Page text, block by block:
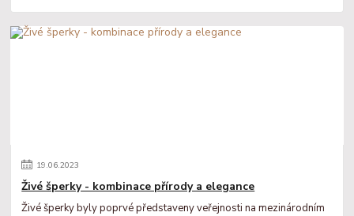
19.06.2023
Živé šperky - kombinace přírody a elegance
Živé šperky byly poprvé představeny veřejnosti na mezinárodním